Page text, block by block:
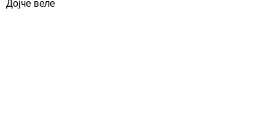
Дојче веле